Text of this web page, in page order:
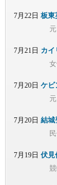
7月22日 板東
7月21日 カイ
7月20日 ケビ
7月20日 結城
7月19日 伏見